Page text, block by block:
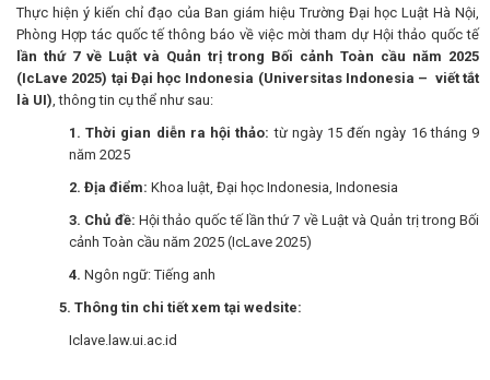
Thực hiện ý kiến chỉ đạo của Ban giám hiệu Trường Đại học Luật Hà Nội,
Phòng Hợp tác quốc tế thông báo về việc mời tham dự Hội thảo quốc tế
lần thứ 7 về Luật và Quản trị trong Bối cảnh Toàn cầu năm 2025
(IcLave 2025) tại Đại học Indonesia (Universitas Indonesia – viết tắt
là UI), thông tin cụ thể như sau:
1. Thời gian diễn ra hội thảo:từ ngày 15 đến ngày 16 tháng 9
năm 2025
2. Địa điểm: Khoa luật, Đại học Indonesia, Indonesia
3. Chủ đề: Hội thảo quốc tế lần thứ 7 về Luật và Quản trị trong Bối
cảnh Toàn cầu năm 2025 (IcLave 2025)
4. Ngôn ngữ: Tiếng anh
5. Thông tin chi tiết xem tại wedsite:
Iclave.law.ui.ac.id